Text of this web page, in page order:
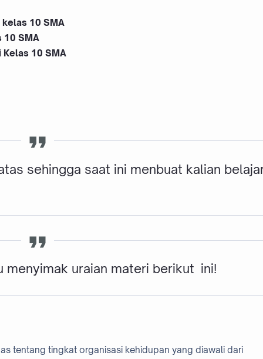
10 SMA
10 SMA
10 SMA
sehingga saat ini menbuat kalian
menyimak uraian materi berikut ini!
tentang tingkat organisasi kehidupan yang diawali dari